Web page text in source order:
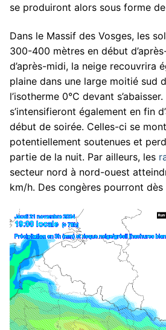
se produiront alors sous forme
Dans le Massif des Vosges, les
300-400 mètres en début
d’après-midi, la neige recouvrira
plaine dans une large moitié sud
l’isotherme 0°C devant
s’intensifieront également en fin
début de soirée. Celles-ci se
potentiellement soutenues et
partie de la nuit. Par ailleurs, les
secteur nord à nord-ouest
km/h. Des congères pourront